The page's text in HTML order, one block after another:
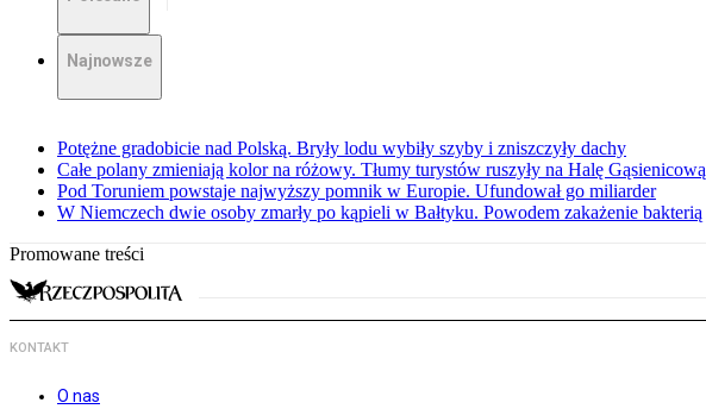
Najnowsze
Potężne gradobicie nad Polską. Bryły lodu wybiły szyby i zniszczyły dachy
Całe polany zmieniają kolor na różowy. Tłumy turystów ruszyły na Halę Gąsienicową
Pod Toruniem powstaje najwyższy pomnik w Europie. Ufundował go miliarder
W Niemczech dwie osoby zmarły po kąpieli w Bałtyku. Powodem zakażenie bakterią
Promowane treści
KONTAKT
O nas